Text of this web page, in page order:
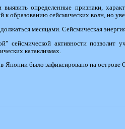
определенные признаки,
к образованию сейсмических волн, но
месяцами. Сейсмическая
сейсмической активности позволит
катаклизмах.
Японии было зафиксировано на